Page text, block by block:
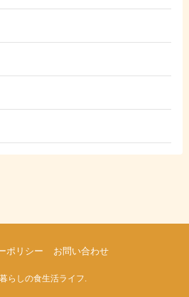
ポリシー お問い合わせ
らしの食生活ライフ.